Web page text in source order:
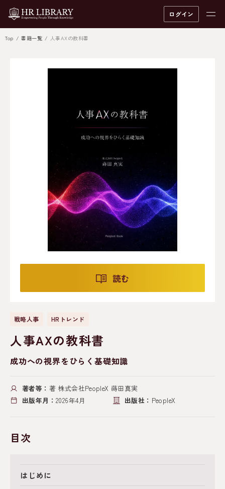
ログイン
Top 書籍一覧 人事AXの教科書
読む
戦略人事 HRトレンド
人事AXの教科書
成功への視界をひらく基礎知識
著者等： 著 株式会社PeopleX 蒔田真実
出版年月： 2026年4月 出版社： PeopleX
目次
はじめに